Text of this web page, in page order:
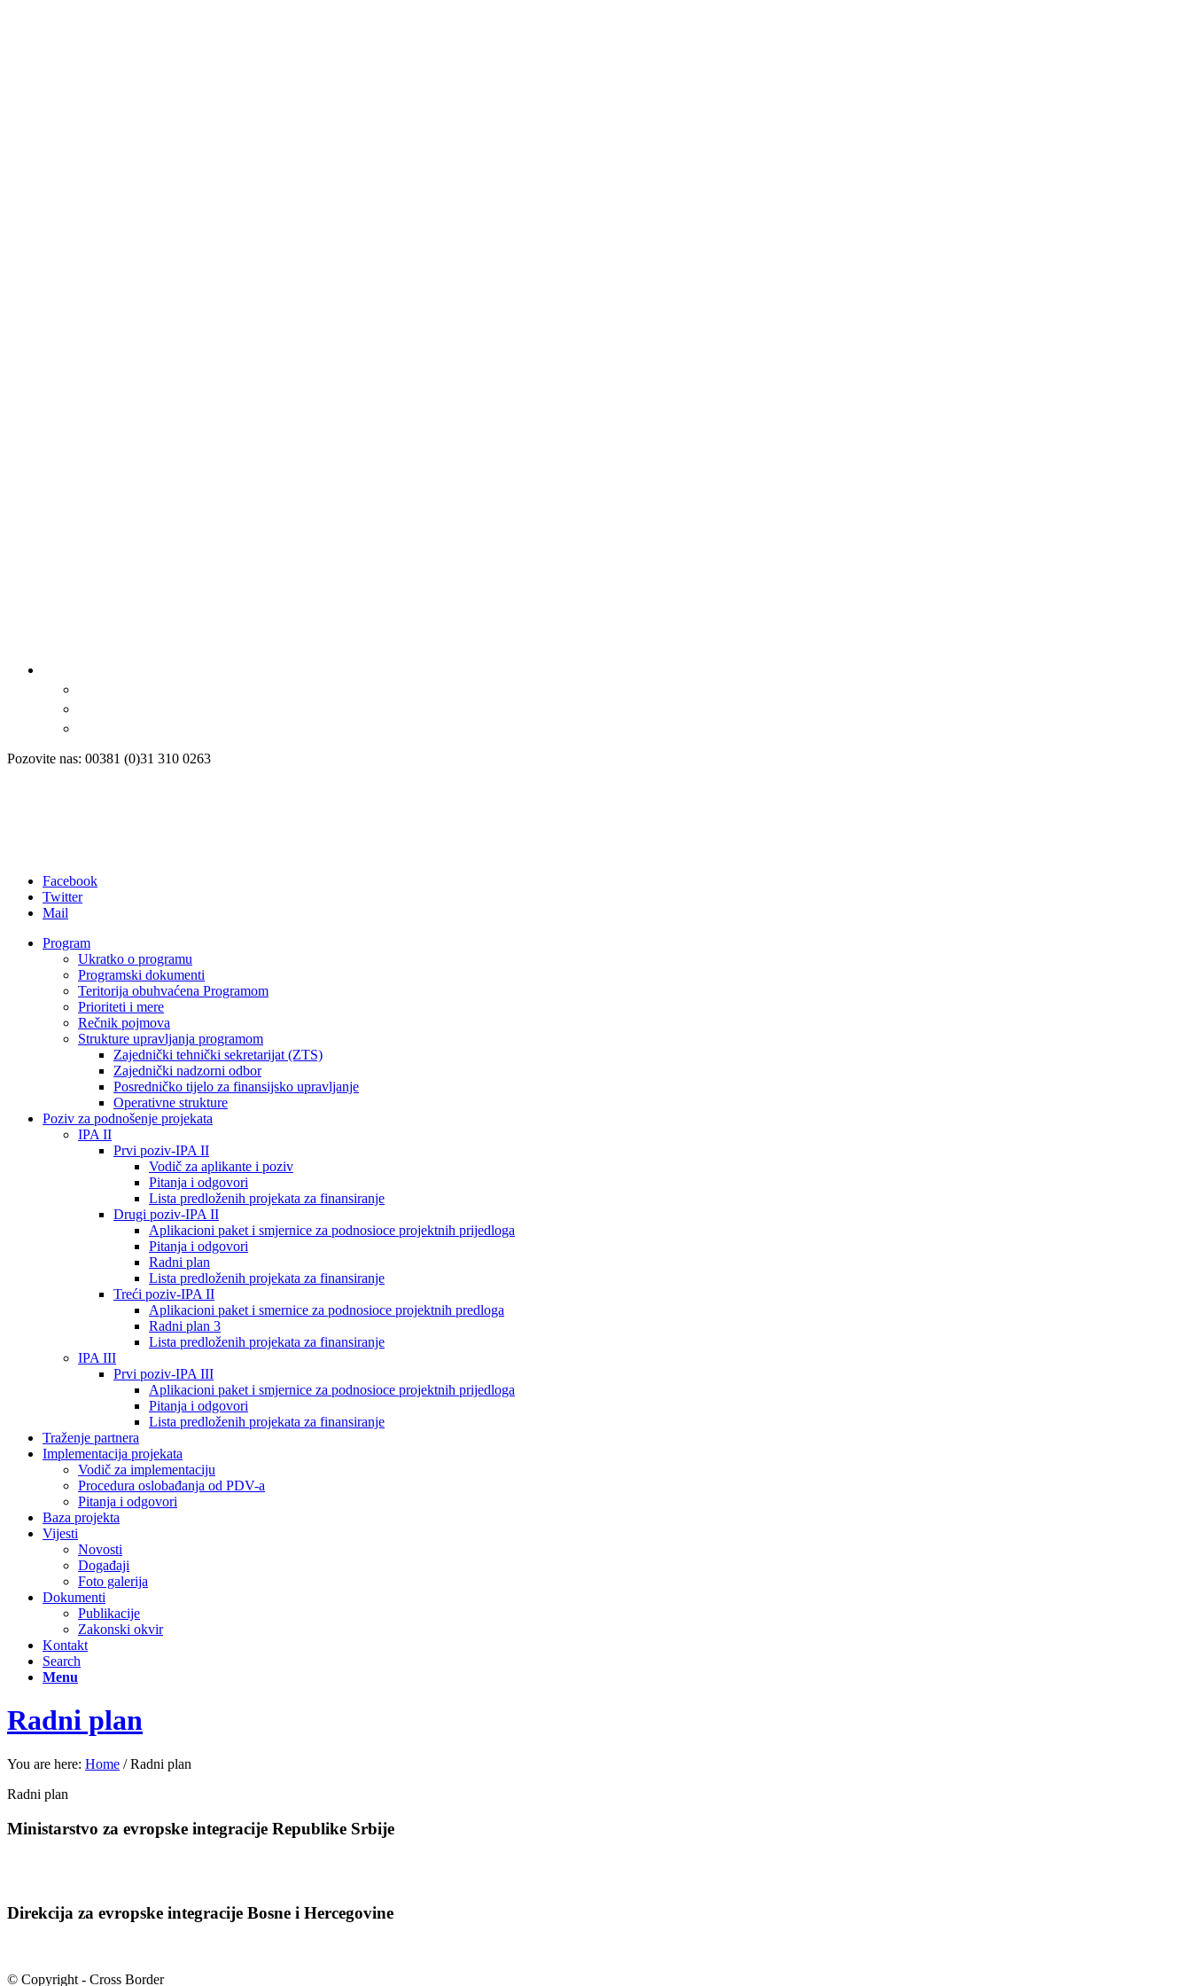
Pozovite nas: 00381 (0)31 310 0263
Facebook
Twitter
Mail
Program
Ukratko o programu
Programski dokumenti
Teritorija obuhvaćena Programom
Prioriteti i mere
Rečnik pojmova
Strukture upravljanja programom
Zajednički tehnički sekretarijat (ZTS)
Zajednički nadzorni odbor
Posredničko tijelo za finansijsko upravljanje
Operativne strukture
Poziv za podnošenje projekata
IPA II
Prvi poziv-IPA II
Vodič za aplikante i poziv
Pitanja i odgovori
Lista predloženih projekata za finansiranje
Drugi poziv-IPA II
Aplikacioni paket i smjernice za podnosioce projektnih prijedloga
Pitanja i odgovori
Radni plan
Lista predloženih projekata za finansiranje
Treći poziv-IPA II
Aplikacioni paket i smernice za podnosioce projektnih predloga
Radni plan 3
Lista predloženih projekata za finansiranje
IPA III
Prvi poziv-IPA III
Aplikacioni paket i smjernice za podnosioce projektnih prijedloga
Pitanja i odgovori
Lista predloženih projekata za finansiranje
Traženje partnera
Implementacija projekata
Vodič za implementaciju
Procedura oslobađanja od PDV-a
Pitanja i odgovori
Baza projekta
Vijesti
Novosti
Događaji
Foto galerija
Dokumenti
Publikacije
Zakonski okvir
Kontakt
Search
Menu
Radni plan
You are here: Home / Radni plan
Radni plan
Ministarstvo za evropske integracije Republike Srbije
Direkcija za evropske integracije Bosne i Hercegovine
© Copyright - Cross Border